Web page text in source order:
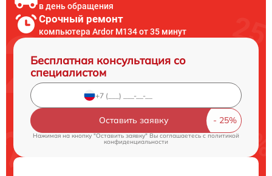
в день обращения
Срочный ремонт
компьютера Ardor M134 от 35 минут
Бесплатная консультация со
специалистом
Оставить заявку
Нажимая на кнопку "Оставить заявку" Вы соглашаетесь cполитикой
конфиденциальности